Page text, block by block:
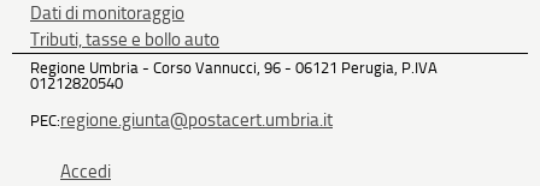
Dati di monitoraggio
Tributi, tasse e bollo auto
Regione Umbria - Corso Vannucci, 96 - 06121 Perugia, P.IVA
01212820540
PEC:regione.giunta@postacert.umbria.it
Accedi